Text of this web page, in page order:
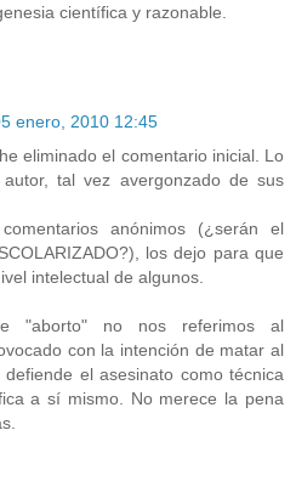
científica y razonable.
enero, 2010 12:45
eliminado el comentario inicial. Lo
tal vez avergonzado de sus
anónimos (¿serán el
los dejo para que
intelectual de algunos.
"aborto" no nos referimos al
con la intención de matar al
el asesinato como técnica
a sí mismo. No merece la pena